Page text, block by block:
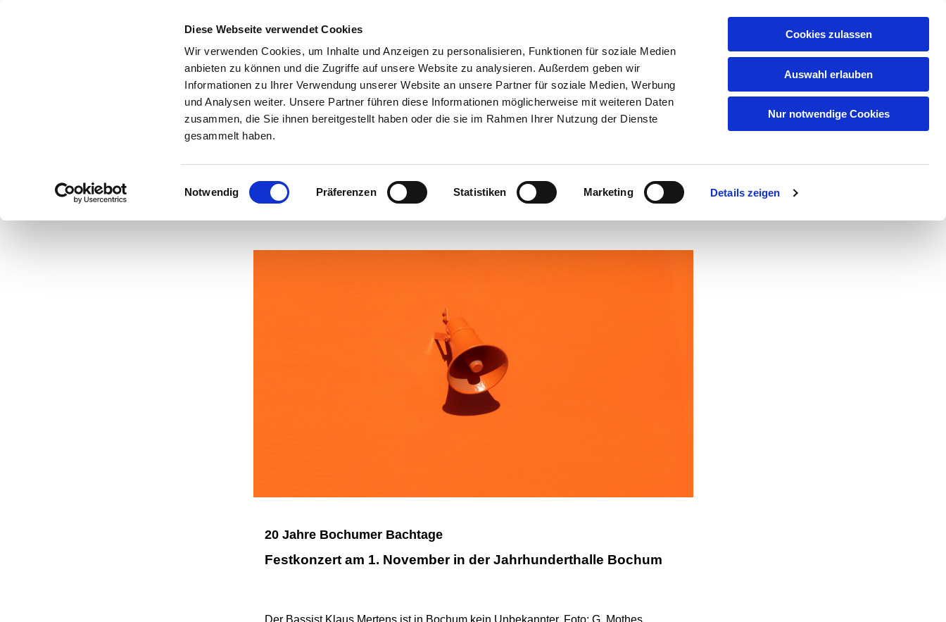
Diese Webseite verwendet Cookies
Wir verwenden Cookies, um Inhalte und Anzeigen zu personalisieren, Funktionen für soziale Medien
anbieten zu können und die Zugriffe auf unsere Website zu analysieren. Außerdem geben wir
Informationen zu Ihrer Verwendung unserer Website an unsere Partner für soziale Medien, Werbung
und Analysen weiter. Unsere Partner führen diese Informationen möglicherweise mit weiteren Daten
zusammen, die Sie ihnen bereitgestellt haben oder die sie im Rahmen Ihrer Nutzung der Dienste
gesammelt haben.
Einwilligungsauswahl
Notwendig Präferenzen Statistiken Marketing Details zeigen
Cookies zulassen
Auswahl erlauben
Nur notwendige Cookies
ÜBER UNS FAQ
20 Jahre Bochumer Bachtage
#Webseiten-Migration
20 Jahre Bochumer Bachtage
Festkonzert am 1. November in der Jahrhunderthalle Bochum
Der Bassist Klaus Mertens ist in Bochum kein Unbekannter. Foto: G. Mothes